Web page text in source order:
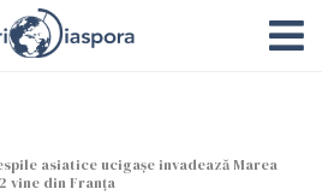
asiatice ucigașe invadează Marea
vine din Franța